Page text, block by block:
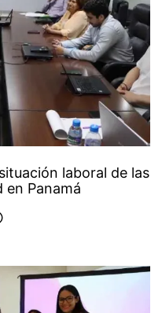
laboral de las
en Panamá